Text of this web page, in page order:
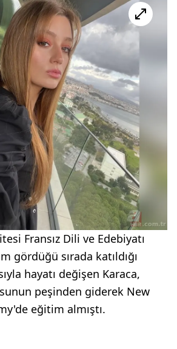
Fransız Dili ve Edebiyatı
gördüğü sırada katıldığı
hayatı değişen Karaca,
peşinden giderek New
eğitim almıştı.